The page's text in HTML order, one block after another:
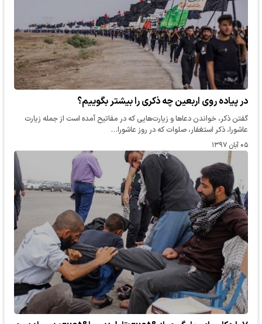
در پیاده روی اربعین چه ذکری را بیشتر بگوییم؟
گفتن ذکر، خواندن دعا‌ها و زیارت‌هایی که در مفاتیح آمده است از جمله زیارت
عاشورا، ذکر استغفار، صلوات که در روز عاشورا…
۰۵ آبان ۱۳۹۷